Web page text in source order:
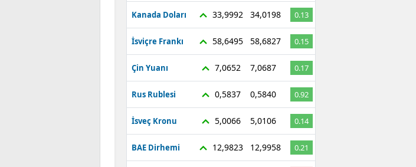
Kanada Doları 33,9992 34,0198 0.13
İsviçre Frankı 58,6495 58,6827 0.15
Çin Yuanı 7,0652 7,0687 0.17
Rus Rublesi 0,5837 0,5840 0.92
İsveç Kronu 5,0066 5,0106 0.14
BAE Dirhemi 12,9823 12,9958 0.21